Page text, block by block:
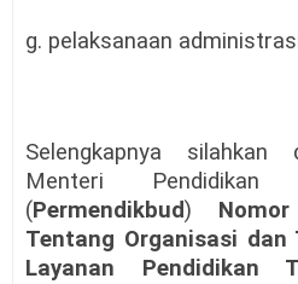
g. pelaksanaan
Selengkapnya silahkan
Menteri Pendidikan
(Permendikbud)
Tentang Organisasi dan
Layanan Pendidikan